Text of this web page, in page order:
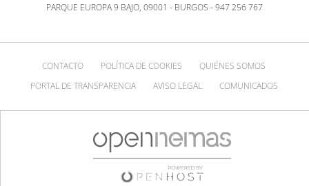
PARQUE EUROPA 9 BAJO, 09001 - BURGOS - 947 256 767
CONTACTO POLÍTICA DE COOKIES
QUIÉNES SOMOS
PORTAL DE TRANSPARENCIA
AVISO LEGAL COMUNICADOS